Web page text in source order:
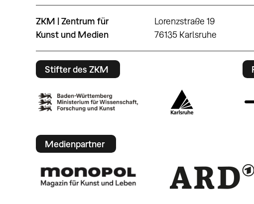
ZKM | Zentrum für
Kunst und Medien
Lorenzstraße 19
76135 Karlsruhe
Stifter des ZKM
Medienpartner